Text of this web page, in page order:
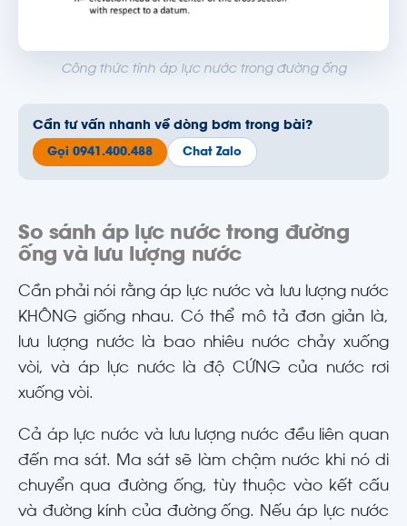
Công thức tính áp lực nước trong đường ống
Cần tư vấn nhanh về dòng bơm trong bài?
Gọi 0941.400.488 Chat Zalo
So sánh áp lực nước trong đường
ống và lưu lượng nước
Cần phải nói rằng áp lực nước và lưu lượng nước
KHÔNG giống nhau. Có thể mô tả đơn giản là,
lưu lượng nước là bao nhiêu nước chảy xuống
vòi, và áp lực nước là độ CỨNG của nước rơi
xuống vòi.
Cả áp lực nước và lưu lượng nước đều liên quan
đến ma sát. Ma sát sẽ làm chậm nước khi nó di
chuyển qua đường ống, tùy thuộc vào kết cấu
và đường kính của đường ống. Nếu áp lực nước